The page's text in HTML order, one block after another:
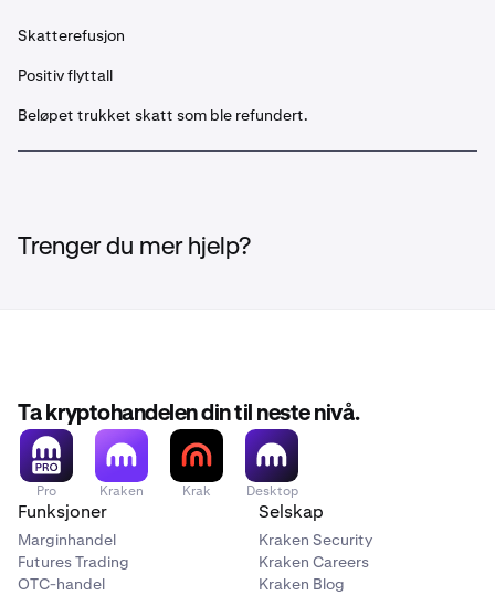
Skatterefusjon
Positiv flyttall
Beløpet trukket skatt som ble refundert.
Trenger du mer hjelp?
Ta kryptohandelen din til neste nivå.
Pro Kraken Krak Desktop
Funksjoner
Marginhandel
Futures Trading
OTC-handel
Selskap
Kraken Security
Kraken Careers
Kraken Blog